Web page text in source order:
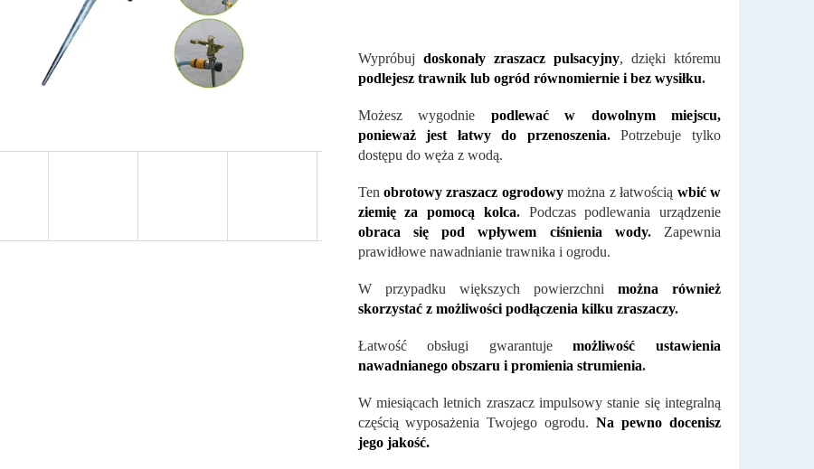
Wypróbuj doskonały zraszacz pulsacyjny, dzięki któremu
podlejesz trawnik lub ogród równomiernie i bez wysiłku.
Możesz wygodnie podlewać w dowolnym miejscu,
ponieważ jest łatwy do przenoszenia.Potrzebuje tylko
dostępu do węża z wodą.
Ten obrotowy zraszacz ogrodowymożna z łatwością wbić w
ziemię za pomocą kolca. Podczas podlewania urządzenie
obraca się pod wpływem ciśnienia wody.Zapewnia
prawidłowe nawadnianie trawnika i ogrodu.
W przypadku większych powierzchni można również
skorzystać z możliwości podłączenia kilku zraszaczy.
Łatwość obsługi gwarantujemożliwość ustawienia
nawadnianego obszaru i promienia strumienia.
W miesiącach letnich zraszacz impulsowy stanie się integralną
częścią wyposażenia Twojego ogrodu.Na pewno docenisz
jego jakość.